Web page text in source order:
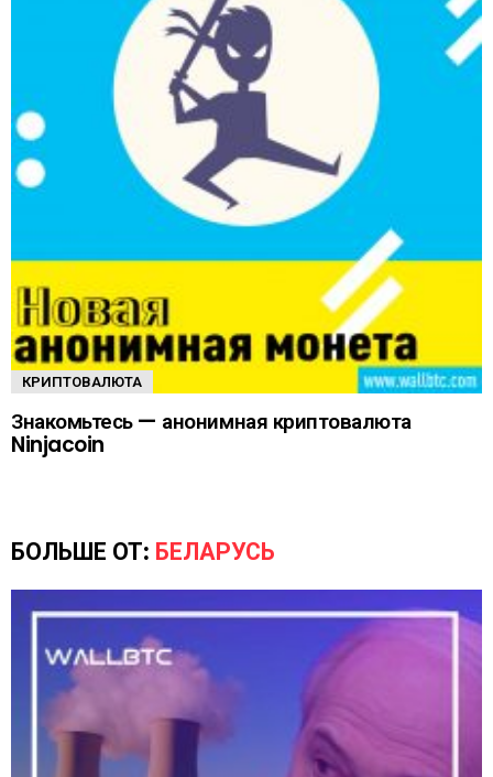
КРИПТОВАЛЮТА
Знакомьтесь — анонимная криптовалюта
Ninjacoin
БОЛЬШЕ ОТ: БЕЛАРУСЬ